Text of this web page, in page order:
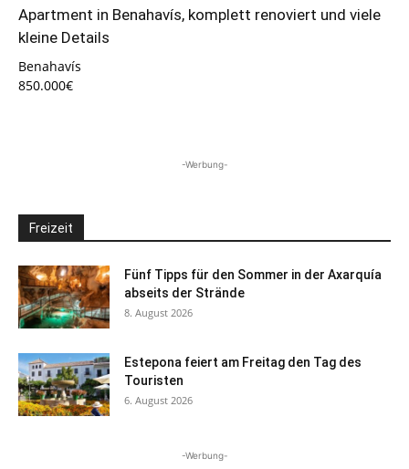
Apartment in Benahavís, komplett renoviert und viele
kleine Details
Benahavís
850.000€
-Werbung-
Freizeit
Fünf Tipps für den Sommer in der Axarquía
abseits der Strände
8. August 2026
Estepona feiert am Freitag den Tag des
Touristen
6. August 2026
-Werbung-